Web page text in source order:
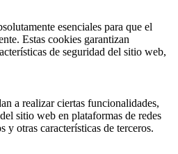
esenciales para que el
Estas cookies garantizan
de seguridad del sitio web,
a realizar ciertas funcionalidades,
sitio web en plataformas de redes
y otras características de terceros.